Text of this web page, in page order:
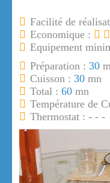
Facilité de
Economique :
Equipement
Préparation : 30
Cuisson : 30 mn
Total : 60 mn
Température de
Thermostat : - - -